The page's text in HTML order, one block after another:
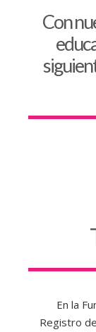
Con
En la
Registro